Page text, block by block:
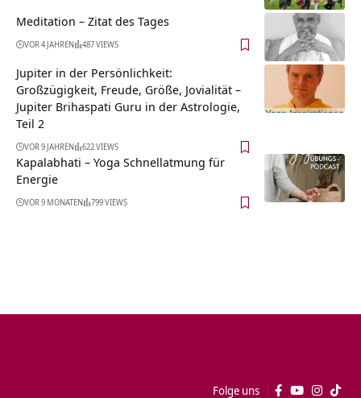
Meditation – Zitat des Tages
VOR 4 JAHREN 487 VIEWS
Jupiter in der Persönlichkeit:
Großzügigkeit, Freude, Größe, Jovialität –
Jupiter Brihaspati Guru in der Astrologie,
Teil 2
VOR 9 JAHREN 622 VIEWS
Kapalabhati – Yoga Schnellatmung für
Energie
VOR 9 MONATEN 799 VIEWS
Folge uns